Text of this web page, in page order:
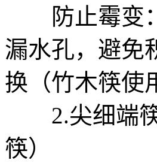
防止霉变：
漏水孔，避免
换（竹木筷使
2.尖细端筷
筷）